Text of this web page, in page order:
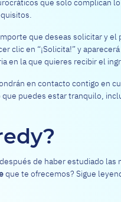
que solo complican
que deseas solicitar y el
clic en “¡Solicita!” y
en la que quieres recibir el
en contacto contigo en
puedes estar tranquilo,
de haber estudiado las
que te ofrecemos? Sigue